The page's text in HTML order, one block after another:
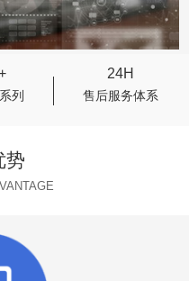
列
24H
售后服务体系
势